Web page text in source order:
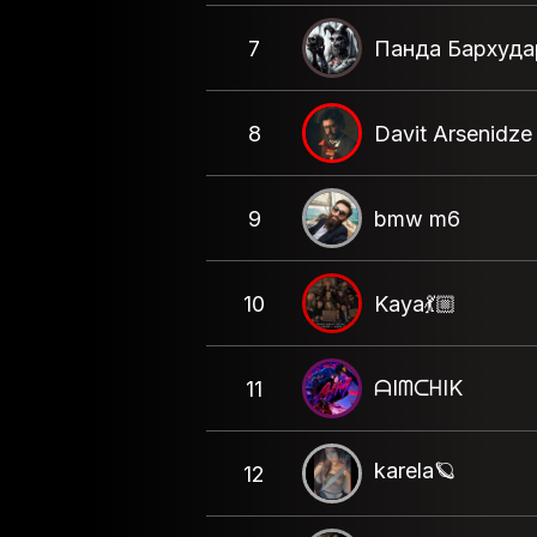
7 Панда
8 Davit Arsenidze
9 bmw m6
10 Kaya💃🏼
11 ᗩIᗰᑕᕼIK
12 karela🪐